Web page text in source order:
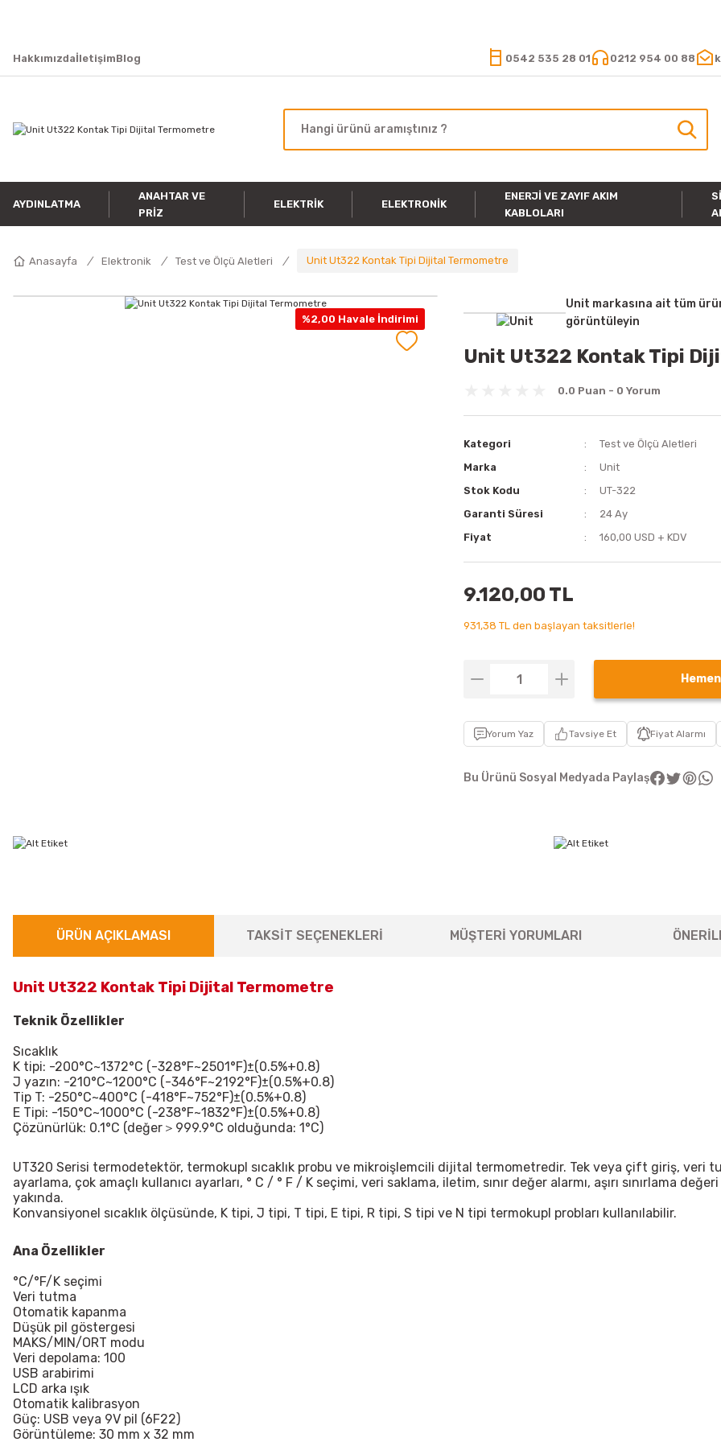
HakkımızdaİletişimBlog 0542 535 28 01 0212 954 00 88
AYDINLATMA
ANAHTAR VE
PRIZ
ELEKTRIK ELEKTRONIK
ENERJI VE ZAYIF AKIM
KABLOLARI
Anasayfa Elektronik Test ve Ölçü Aletleri Unit Ut322 Kontak Tipi Dijital Termometre
%2,00 Havale İndirimi
Unit markasına ait tüm
görüntüleyin
Unit Ut322 Kontak Tipi
0.0 Puan - 0 Yorum
Kategori
Test ve Ölçü Aletleri
Marka
Unit
Stok Kodu
UT-322
Garanti Süresi
24 Ay
Fiyat
160,00 USD + KDV
9.120,00 TL
931,38 TL den başlayan taksitlerle!
Hemen
Yorum Yaz Tavsiye Et Fiyat Alarmı
Bu Ürünü Sosyal Medyada Paylaş
ÜRÜN AÇIKLAMASI TAKSİT SEÇENEKLERİ MÜŞTERİ YORUMLARI
Unit Ut322 Kontak Tipi Dijital Termometre
Teknik Özellikler
Sıcaklık
K tipi: -200°C~1372°C (-328°F~2501°F)±(0.5%+0.8)
J yazın: -210°C~1200°C (-346°F~2192°F)±(0.5%+0.8)
Tip T: -250°C~400°C (-418°F~752°F)±(0.5%+0.8)
E Tipi: -150°C~1000°C (-238°F~1832°F)±(0.5%+0.8)
Çözünürlük: 0.1°C (değer＞999.9°C olduğunda: 1°C)
UT320 Serisi termodetektör, termokupl sıcaklık probu ve mikroişlemcili dijital termometredir. Tek veya çift giriş, veri
ayarlama, çok amaçlı kullanıcı ayarları, ° C / ° F / K seçimi, veri saklama, iletim, sınır değer alarmı, aşırı sınırlama
yakında.
Konvansiyonel sıcaklık ölçüsünde, K tipi, J tipi, T tipi, E tipi, R tipi, S tipi ve N tipi termokupl probları kullanılabilir.
Ana Özellikler
°C/°F/K seçimi
Veri tutma
Otomatik kapanma
Düşük pil göstergesi
MAKS/MIN/ORT modu
Veri depolama: 100
USB arabirimi
LCD arka ışık
Otomatik kalibrasyon
Güç: USB veya 9V pil (6F22)
Görüntüleme: 30 mm x 32 mm